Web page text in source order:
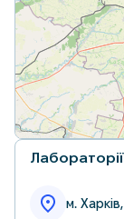
Лабораторії
м.